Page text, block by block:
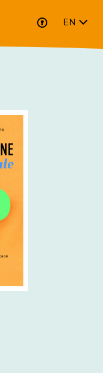
EN